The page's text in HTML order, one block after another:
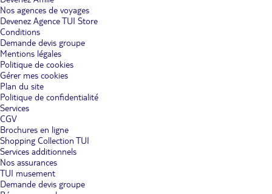
Nos agences de voyages
Devenez Agence TUI Store
Conditions
Demande devis groupe
Mentions légales
Politique de cookies
Gérer mes cookies
Plan du site
Politique de confidentialité
Services
CGV
Brochures en ligne
Shopping Collection TUI
Services additionnels
Nos assurances
TUI musement
Demande devis groupe